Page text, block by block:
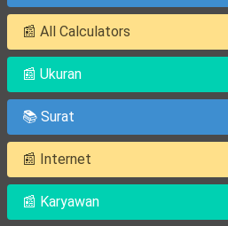
📰 All Calculators
📰 Ukuran
📚 Surat
📰 Internet
📰 Karyawan